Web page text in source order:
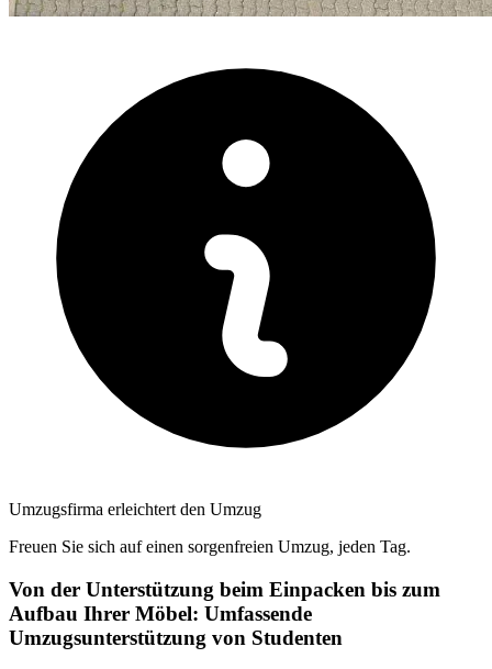
Umzugsfirma erleichtert den Umzug
Freuen Sie sich auf einen sorgenfreien Umzug, jeden Tag.
Von der Unterstützung beim Einpacken bis zum
Aufbau Ihrer Möbel: Umfassende
Umzugsunterstützung von Studenten